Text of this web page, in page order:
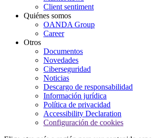
Client sentiment
Quiénes somos
OANDA Group
Career
Otros
Documentos
Novedades
Ciberseguridad
Noticias
Descargo de responsabilidad
Información jurídica
Política de privacidad
Accessibility Declaration
Configuración de cookies